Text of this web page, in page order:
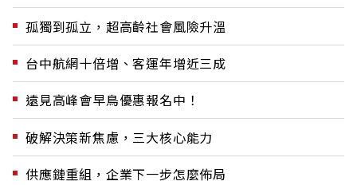
孤獨到孤立，超高齡社會風險升溫
台中航網十倍增、客運年增近三成
遠見高峰會早鳥優惠報名中！
破解決策新焦慮，三大核心能力
供應鏈重組，企業下一步怎麼佈局